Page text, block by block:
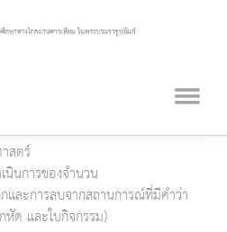
สตร์
นินการของจำนวน
และการลบจากสถานการณ์ที่มีคำว่า
ด และใบกิจกรรม)